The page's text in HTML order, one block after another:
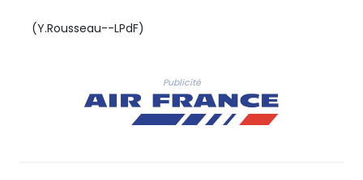
(Y.Rousseau--LPdF)
Publicité